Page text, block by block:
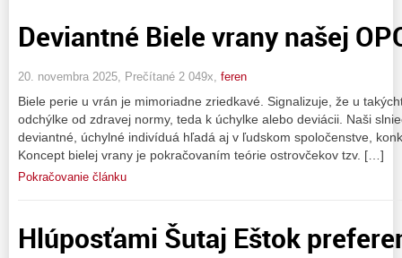
Deviantné Biele vrany našej
20. novembra 2025, Prečítané 2 049x, feren
Biele perie u vrán je mimoriadne zriedkavé. Signalizuje, že u
odchýlke od zdravej normy, teda k úchylke alebo deviácii. Naši
deviantné, úchylné indivíduá hľadá aj v ľudskom spoločenstve,
Koncept bielej vrany je pokračovaním teórie ostrovčekov tzv. […]
Pokračovanie článku
Hlúposťami Šutaj Eštok